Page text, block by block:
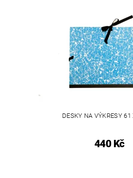
DESKY NA VÝKRESY 61
440 Kč